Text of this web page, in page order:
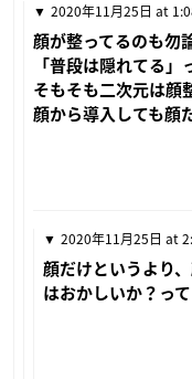
2020年11月25日 at
顔が整ってるのも勿
「普段は隠れてる
そもそも二次元は顔
顔から導入しても顔
2020年11月25日 at
顔だけというより
はおかしいか？っ